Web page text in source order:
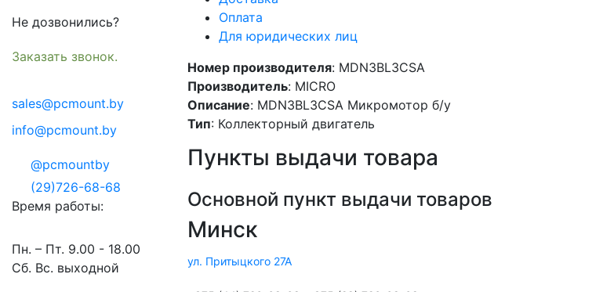
Не дозвонились?
Заказать звонок.
sales@pcmount.by
info@pcmount.by
@pcmountby
(29)726-68-68
Время работы:
Пн. – Пт. 9.00 - 18.00
Сб. Вс. выходной
Оплата
Для юридических лиц
Номер производителя: MDN3BL3CSA
Производитель: MICRO
Описание: MDN3BL3CSA Микромотор б/у
Тип: Коллекторный двигатель
Пункты выдачи товара
Основной пункт выдачи товаров
Минск
ул. Притыцкого 27А